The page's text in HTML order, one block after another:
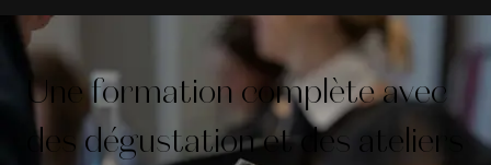
Une formation complète avec
des dégustation et des ateliers